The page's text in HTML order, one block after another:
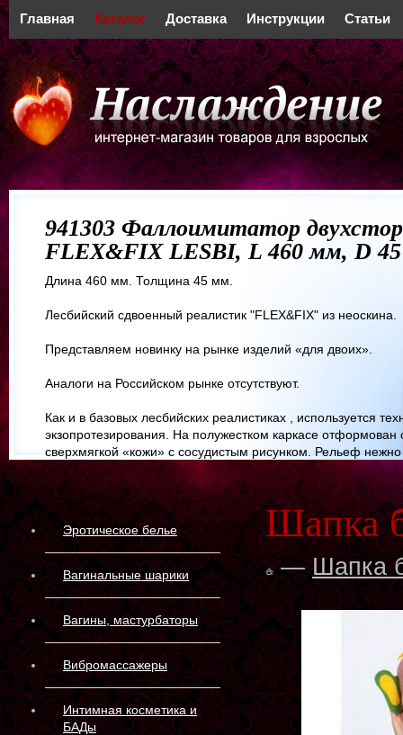
Главная Каталог Доставка Инструкции Статьи
941303 Фаллоимитатор
FLEX&FIX LESBI, L 460 мм, D
Длина 460 мм. Толщина 45 мм.
Лесбийский сдвоенный реалистик "FLEX&FIX" из неоскина.
Представляем новинку на рынке изделий «для двоих».
Аналоги на Российском рынке отсутствуют.
Как и в базовых лесбийских реалистиках , используется
экзопротезирования. На полужестком каркасе отформован
сверхмягкой «кожи» с сосудистым рисунком. Рельеф нежно
стимулирует и предохраняет кожу и слизистые оболочки
Мы выполнили рекомендации заинтересованных
сдвоенный фаллоимитатор системой "FLEX&FIX",что
улучшить потребительские качества товара. Изделие
возможность менять пространственную конфигурацию и
в новом положении.
Неоскин, как вариант киберкожи требует использования
на водной основе.
НЕ применять вазелин и жиры!
4100.00000000 руб.
Эротическое белье
Вагинальные шарики
Вагины, мастурбаторы
Вибромассажеры
Интимная косметика и
БАДы
Шапка
—Шапка